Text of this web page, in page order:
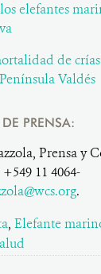
elefantes
de
Valdés
PRENSA:
Prensa y
11 4064-
.
, Elefante